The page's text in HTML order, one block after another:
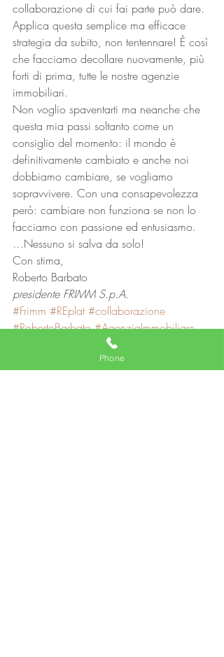
collaborazione di cui fai parte può dare.
Applica questa semplice ma efficace
strategia da subito, non tentennare! È così
che facciamo decollare nuovamente, più
forti di prima, tutte le nostre agenzie
immobiliari.
Non voglio spaventarti ma neanche che
questa mia passi soltanto come un
consiglio del momento: il mondo è
definitivamente cambiato e anche noi
dobbiamo cambiare, se vogliamo
sopravvivere. Con una consapevolezza
però: cambiare non funziona se non lo
facciamo con passione ed entusiasmo.
…Nessuno si salva da solo!
Con stima,
Roberto Barbato
presidente FRIMM S.p.A.
#Frimm #REplat #collaborazione
#RobertoBarbato #AgenziaImmobiliare
#covid19
Phone